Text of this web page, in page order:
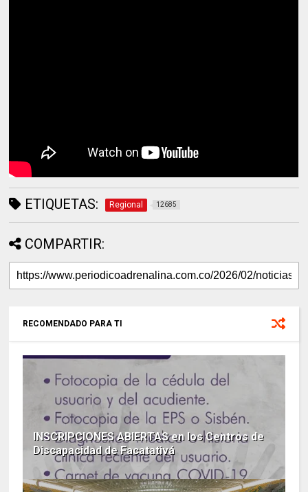
ETIQUETAS: Regional 12685
COMPARTIR:
RECOMENDADO PARA TI
INSCRIPCIONES ABIERTAS en los Centros de
Discapacidad de Facatativá